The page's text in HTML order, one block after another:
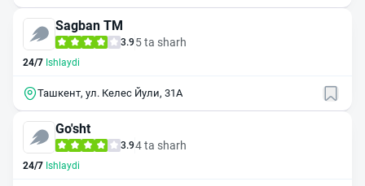
Sagban ТМ
3.9 5 ta sharh
24/7 Ishlaydi
Ташкент, ул. Келес Йули, 31А
Go'sht
3.94 ta sharh
24/7 Ishlaydi